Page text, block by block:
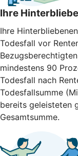
Ihre
Ihre
Todesfall vor
mindestens 90
Todesfall nach
Todesfallsumme
bereits geleisteten
Gesamtsumme.